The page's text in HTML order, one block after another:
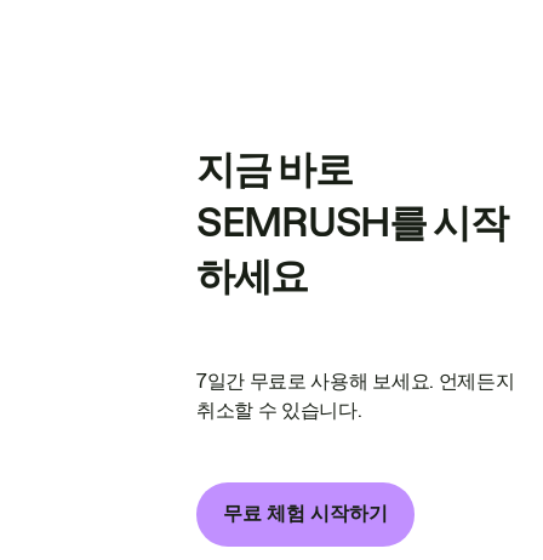
지금 바로
SEMRUSH를 시작
하세요
7일간 무료로 사용해 보세요. 언제든지
취소할 수 있습니다.
무료 체험 시작하기